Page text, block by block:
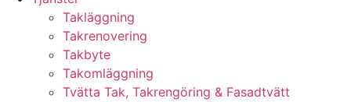
Takläggning
Takrenovering
Takbyte
Takomläggning
Tvätta Tak, Takrengöring & Fasadtvätt